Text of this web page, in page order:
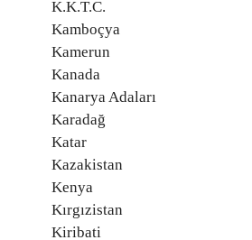
K.K.T.C.
Kamboçya
Kamerun
Kanada
Kanarya Adaları
Karadağ
Katar
Kazakistan
Kenya
Kırgızistan
Kiribati